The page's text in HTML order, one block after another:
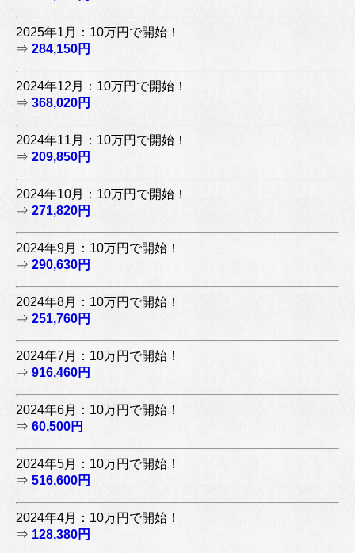
2025年1月：10万円で開始！
⇒ 284,150円
2024年12月：10万円で開始！
⇒ 368,020円
2024年11月：10万円で開始！
⇒ 209,850円
2024年10月：10万円で開始！
⇒ 271,820円
2024年9月：10万円で開始！
⇒ 290,630円
2024年8月：10万円で開始！
⇒ 251,760円
2024年7月：10万円で開始！
⇒ 916,460円
2024年6月：10万円で開始！
⇒ 60,500円
2024年5月：10万円で開始！
⇒ 516,600円
2024年4月：10万円で開始！
⇒ 128,380円